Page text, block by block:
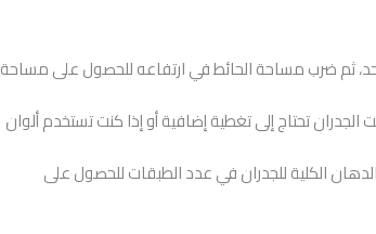
ثم ضرب مساحة الحائط في ارتفاعه للحصول على مساحة
تحتاج إلى تغطية إضافية أو إذا كنت تستخدم ألوان
الكلية للجدران في عدد الطبقات للحصول على